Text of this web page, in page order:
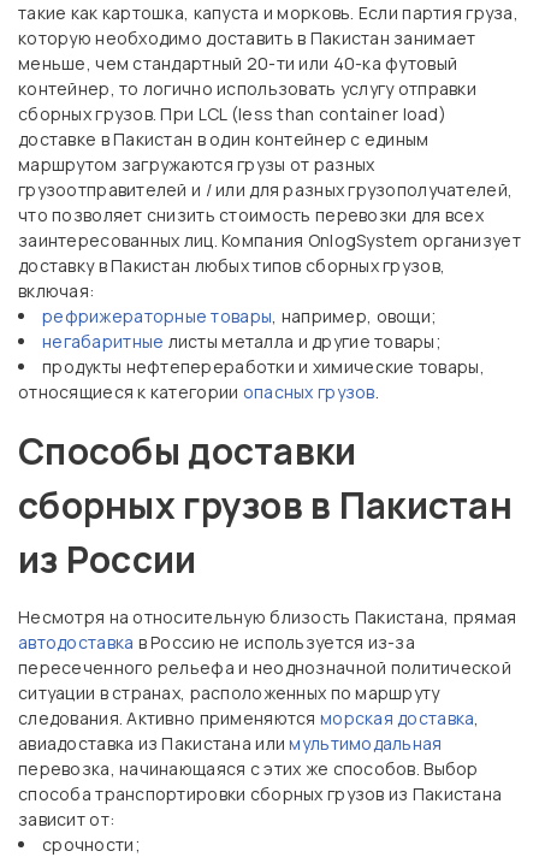
такие как картошка, капуста и морковь. Если партия груза,
которую необходимо доставить в Пакистан занимает
меньше, чем стандартный 20-ти или 40-ка футовый
контейнер, то логично использовать услугу отправки
сборных грузов. При LCL (less than container load)
доставке в Пакистан в один контейнер с единым
маршрутом загружаются грузы от разных
грузоотправителей и / или для разных грузополучателей,
что позволяет снизить стоимость перевозки для всех
заинтересованных лиц. Компания OnlogSystem организует
доставку в Пакистан любых типов сборных грузов,
включая:
рефрижераторные товары, например, овощи;
негабаритные листы металла и другие товары;
продукты нефтепереработки и химические товары,
относящиеся к категории опасных грузов.
Способы доставки
сборных грузов в Пакистан
из России
Несмотря на относительную близость Пакистана, прямая
автодоставка в Россию не используется из-за
пересеченного рельефа и неоднозначной политической
ситуации в странах, расположенных по маршруту
следования. Активно применяются морская доставка,
авиадоставка из Пакистана илимультимодальная
перевозка, начинающаяся с этих же способов. Выбор
способа транспортировки сборных грузов из Пакистана
зависит от:
срочности;